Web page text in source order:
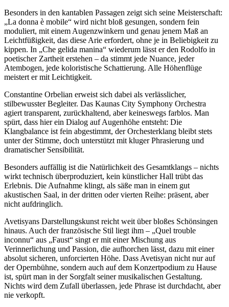
Besonders in den kantablen Passagen zeigt sich seine Meisterschaft:
„La donna è mobile“ wird nicht bloß gesungen, sondern fein
moduliert, mit einem Augenzwinkern und genau jenem Maß an
Leichtfüßigkeit, das diese Arie erfordert, ohne je in Beliebigkeit zu
kippen. In „Che gelida manina“ wiederum lässt er den Rodolfo in
poetischer Zartheit erstehen – da stimmt jede Nuance, jeder
Atembogen, jede koloristische Schattierung. Alle Höhenflüge
meistert er mit Leichtigkeit.
Constantine Orbelian erweist sich dabei als verlässlicher,
stilbewusster Begleiter. Das Kaunas City Symphony Orchestra
agiert transparent, zurückhaltend, aber keineswegs farblos. Man
spürt, dass hier ein Dialog auf Augenhöhe entsteht: Die
Klangbalance ist fein abgestimmt, der Orchesterklang bleibt stets
unter der Stimme, doch unterstützt mit kluger Phrasierung und
dramatischer Sensibilität.
Besonders auffällig ist die Natürlichkeit des Gesamtklangs – nichts
wirkt technisch überproduziert, kein künstlicher Hall trübt das
Erlebnis. Die Aufnahme klingt, als säße man in einem gut
akustischen Saal, in der dritten oder vierten Reihe: präsent, aber
nicht aufdringlich.
Avetisyans Darstellungskunst reicht weit über bloßes Schönsingen
hinaus. Auch der französische Stil liegt ihm – „Quel trouble
inconnu“ aus „Faust“ singt er mit einer Mischung aus
Verinnerlichung und Passion, die aufhorchen lässt, dazu mit einer
absolut sicheren, unforcierten Höhe. Dass Avetisyan nicht nur auf
der Opernbühne, sondern auch auf dem Konzertpodium zu Hause
ist, spürt man in der Sorgfalt seiner musikalischen Gestaltung.
Nichts wird dem Zufall überlassen, jede Phrase ist durchdacht, aber
nie verkopft.